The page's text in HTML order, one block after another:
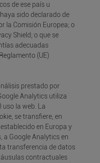
de ese país u
sido declarado de
la Comisión Europea; o
Shield; o que se
adecuadas
(UE)
prestado por
Analytics utiliza
uso la web. La
se transfiere, en
en Europa y
a Google Analytics en
transferencia de datos
contractuales